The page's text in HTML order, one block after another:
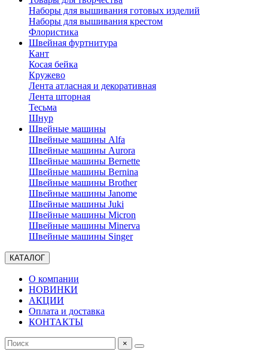
Наборы для вышивания готовых изделий
Наборы для вышивания крестом
Флористика
Швейная фуртнитура
Кант
Косая бейка
Кружево
Лента aтласная и декоративная
Лента шторная
Тесьма
Шнур
Швейные машины
Швейные машины Alfa
Швейные машины Aurora
Швейные машины Bernette
Швейные машины Bernina
Швейные машины Brother
Швейные машины Janome
Швейные машины Juki
Швейные машины Micron
Швейные машины Minerva
Швейные машины Singer
КАТАЛОГ
О компании
НОВИНКИ
АКЦИИ
Оплата и доставка
КОНТАКТЫ
×